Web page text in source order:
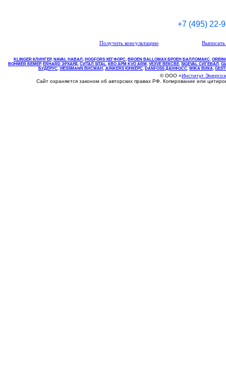
+7 (495) 22-
Получить консультацию
KLINGER КЛИНГЕР, NAVAL НАВАЛ , НOGFORS ХЕГФОРС, BROEN BALLOMAX БРОЕН БАЛЛОМАКС,
BOHMER БЕМЕР, ERHARD ЭРХАРД, СИТАЛ SITAL, КВО АРМ KVO ARM, VEXVE ВЕКСВЕ, SIGEVAL СИГЕВАЛ ,
БУДЕРУС, VIESSMANN ВИСМАН , JUNKERS ЮНКЕРС. DANFOSS ДАНФОСС, WIKA ВИКА,
© ООО «Институт
Сайт охраняется законом об авторских правах РФ. Копирование или